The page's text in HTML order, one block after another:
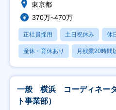
東京都
370万~470万
正社員採用 土日祝休み 休
産休・育休あり 月残業20時間
一般 横浜 コーディネータ
ト事業部）